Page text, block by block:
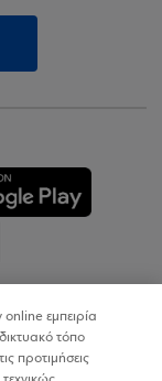
εμπειρία
τόπο
προτιμήσεις